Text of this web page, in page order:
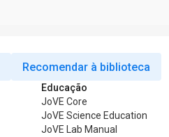
Recomendar à biblioteca
Educação
JoVE Core
JoVE Science Education
JoVE Lab Manual